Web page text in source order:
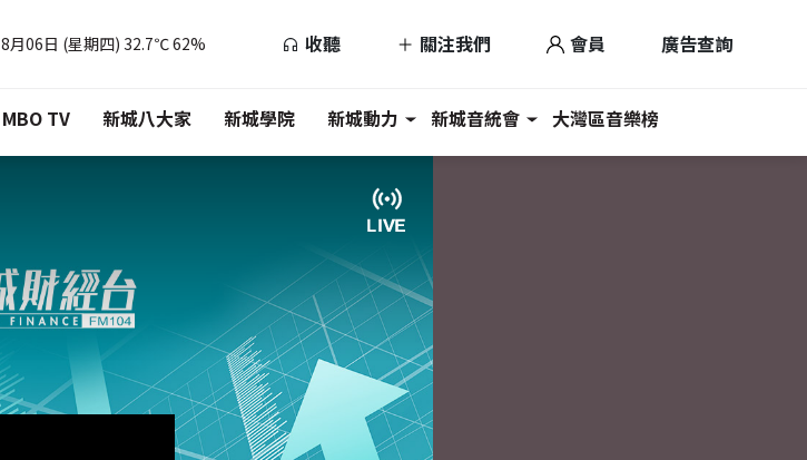
8月06日 (星期四) 32.7℃62% 收聽 關注我們 會員 廣告查詢
MBO TV 新城八大家 新城學院 新城動力 新城音統會 大灣區音樂榜